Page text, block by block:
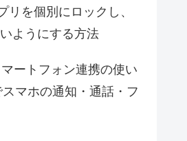
リを個別にロックし、
ようにする方法
ートフォン連携の使い
マホの通知・通話・フ